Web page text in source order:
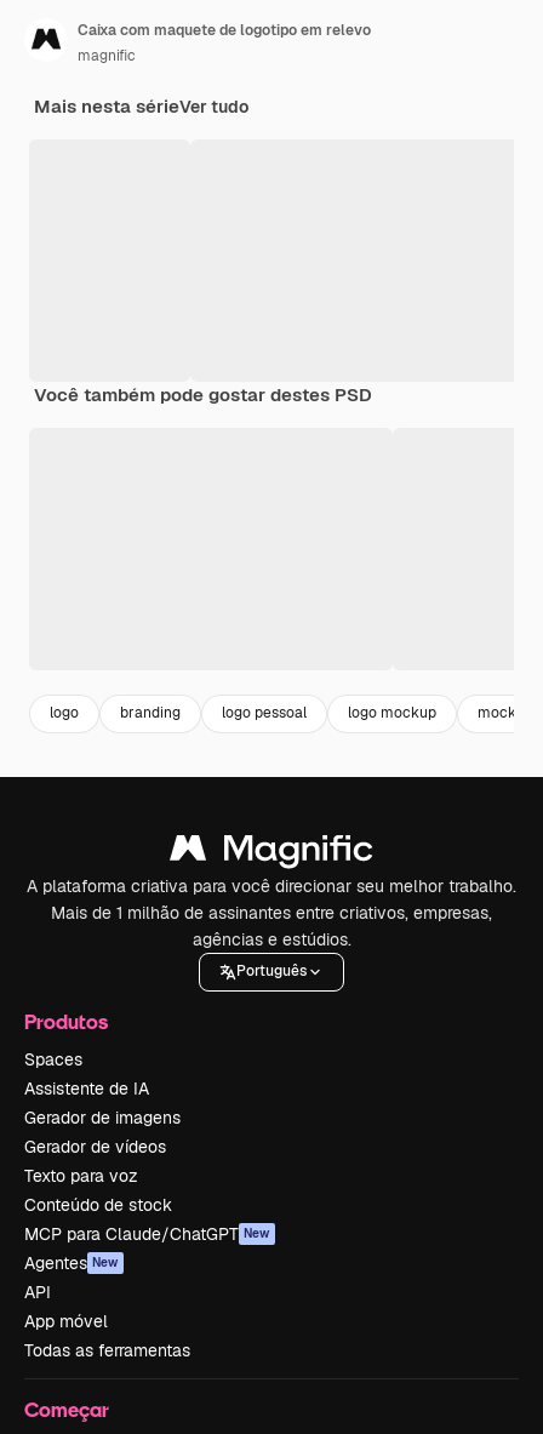
Caixa com maquete de logotipo em relevo
magnific
Mais nesta sérieVer tudo
Você também pode gostar destes PSD
logo branding logo pessoal logo mockup mockup
A plataforma criativa para você direcionar seu melhor trabalho.
Mais de 1 milhão de assinantes entre criativos, empresas,
agências e estúdios.
Português
Produtos
Spaces
Assistente de IA
Gerador de imagens
Gerador de vídeos
Texto para voz
Conteúdo de stock
MCP para Claude/ChatGPT New
Agentes New
API
App móvel
Todas as ferramentas
Começar